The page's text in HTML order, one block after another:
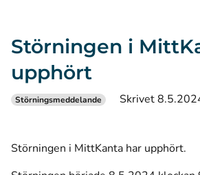
Störningen i
upphört
Störningsmeddelande Skrivet
Störningen i MittKanta har upphört.